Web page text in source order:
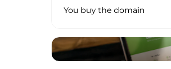
You buy the domain